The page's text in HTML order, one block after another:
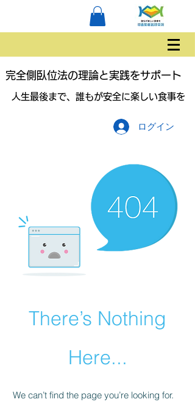
完全側臥位法の理論と実践をサポート
人生最後まで、誰もが安全に楽しい食事を
ログイン
There’s Nothing
Here...
We can’t find the page you’re looking for.